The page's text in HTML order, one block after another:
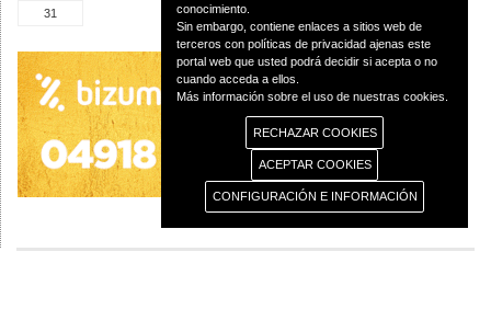
31
conocimiento.
Sin embargo, contiene enlaces a sitios web de
terceros con políticas de privacidad ajenas este
portal web que usted podrá decidir si acepta o no
cuando acceda a ellos.
Más información sobre el uso de nuestras cookies.
RECHAZAR COOKIES
ACEPTAR COOKIES
CONFIGURACIÓN E INFORMACIÓN